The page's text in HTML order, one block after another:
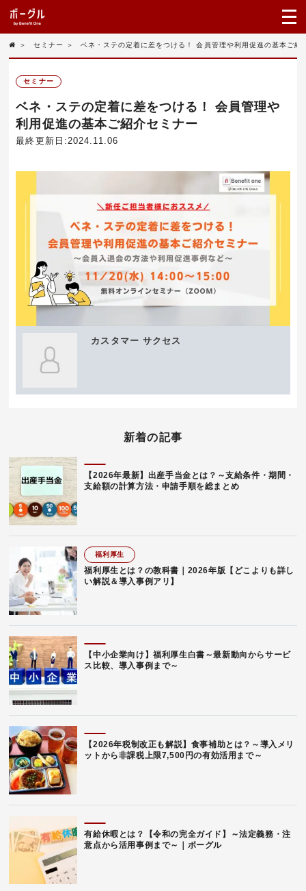
＞ セミナー ＞ ベネ・ステの定着に差をつける！ 会員管理や利用促進の基本ご紹
セミナー
ベネ・ステの定着に差をつける！ 会員管理や
利用促進の基本ご紹介セミナー
最終更新日:2024.11.06
カスタマー サクセス
新着の記事
【2026年最新】出産手当金とは？～支給条件・期間・
支給額の計算方法・申請手順を総まとめ
福利厚生
福利厚生とは？の教科書｜2026年版【どこよりも詳し
い解説＆導入事例アリ】
【中小企業向け】福利厚生白書～最新動向からサービ
ス比較、導入事例まで～
【2026年税制改正も解説】食事補助とは？～導入メリ
ットから非課税上限7,500円の有効活用まで～
有給休暇とは？【令和の完全ガイド】～法定義務・注
意点から活用事例まで～｜ボーグル